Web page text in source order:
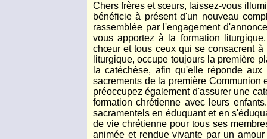
Chers frères et sœurs, laissez-vous
bénéficie à présent d'un nouveau
rassemblée par l'engagement
vous apportez à la formation
chœur et tous ceux qui se consacrent à
liturgique, occupe toujours la première
la catéchèse, afin qu'elle réponde
sacrements de la première Communion
préoccupez également d'assurer une
formation chrétienne avec leurs
sacramentels en éduquant et en
de vie chrétienne pour tous ses
animée et rendue vivante par un